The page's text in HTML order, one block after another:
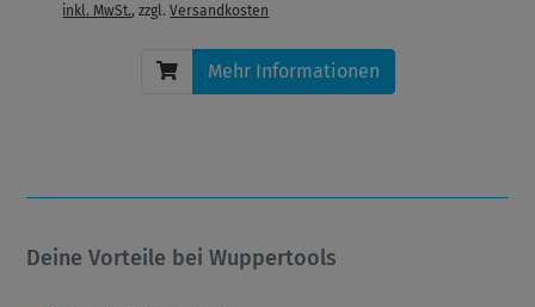
inkl. MwSt., zzgl.Versandkosten
Mehr Informationen
Deine Vorteile bei Wuppertools